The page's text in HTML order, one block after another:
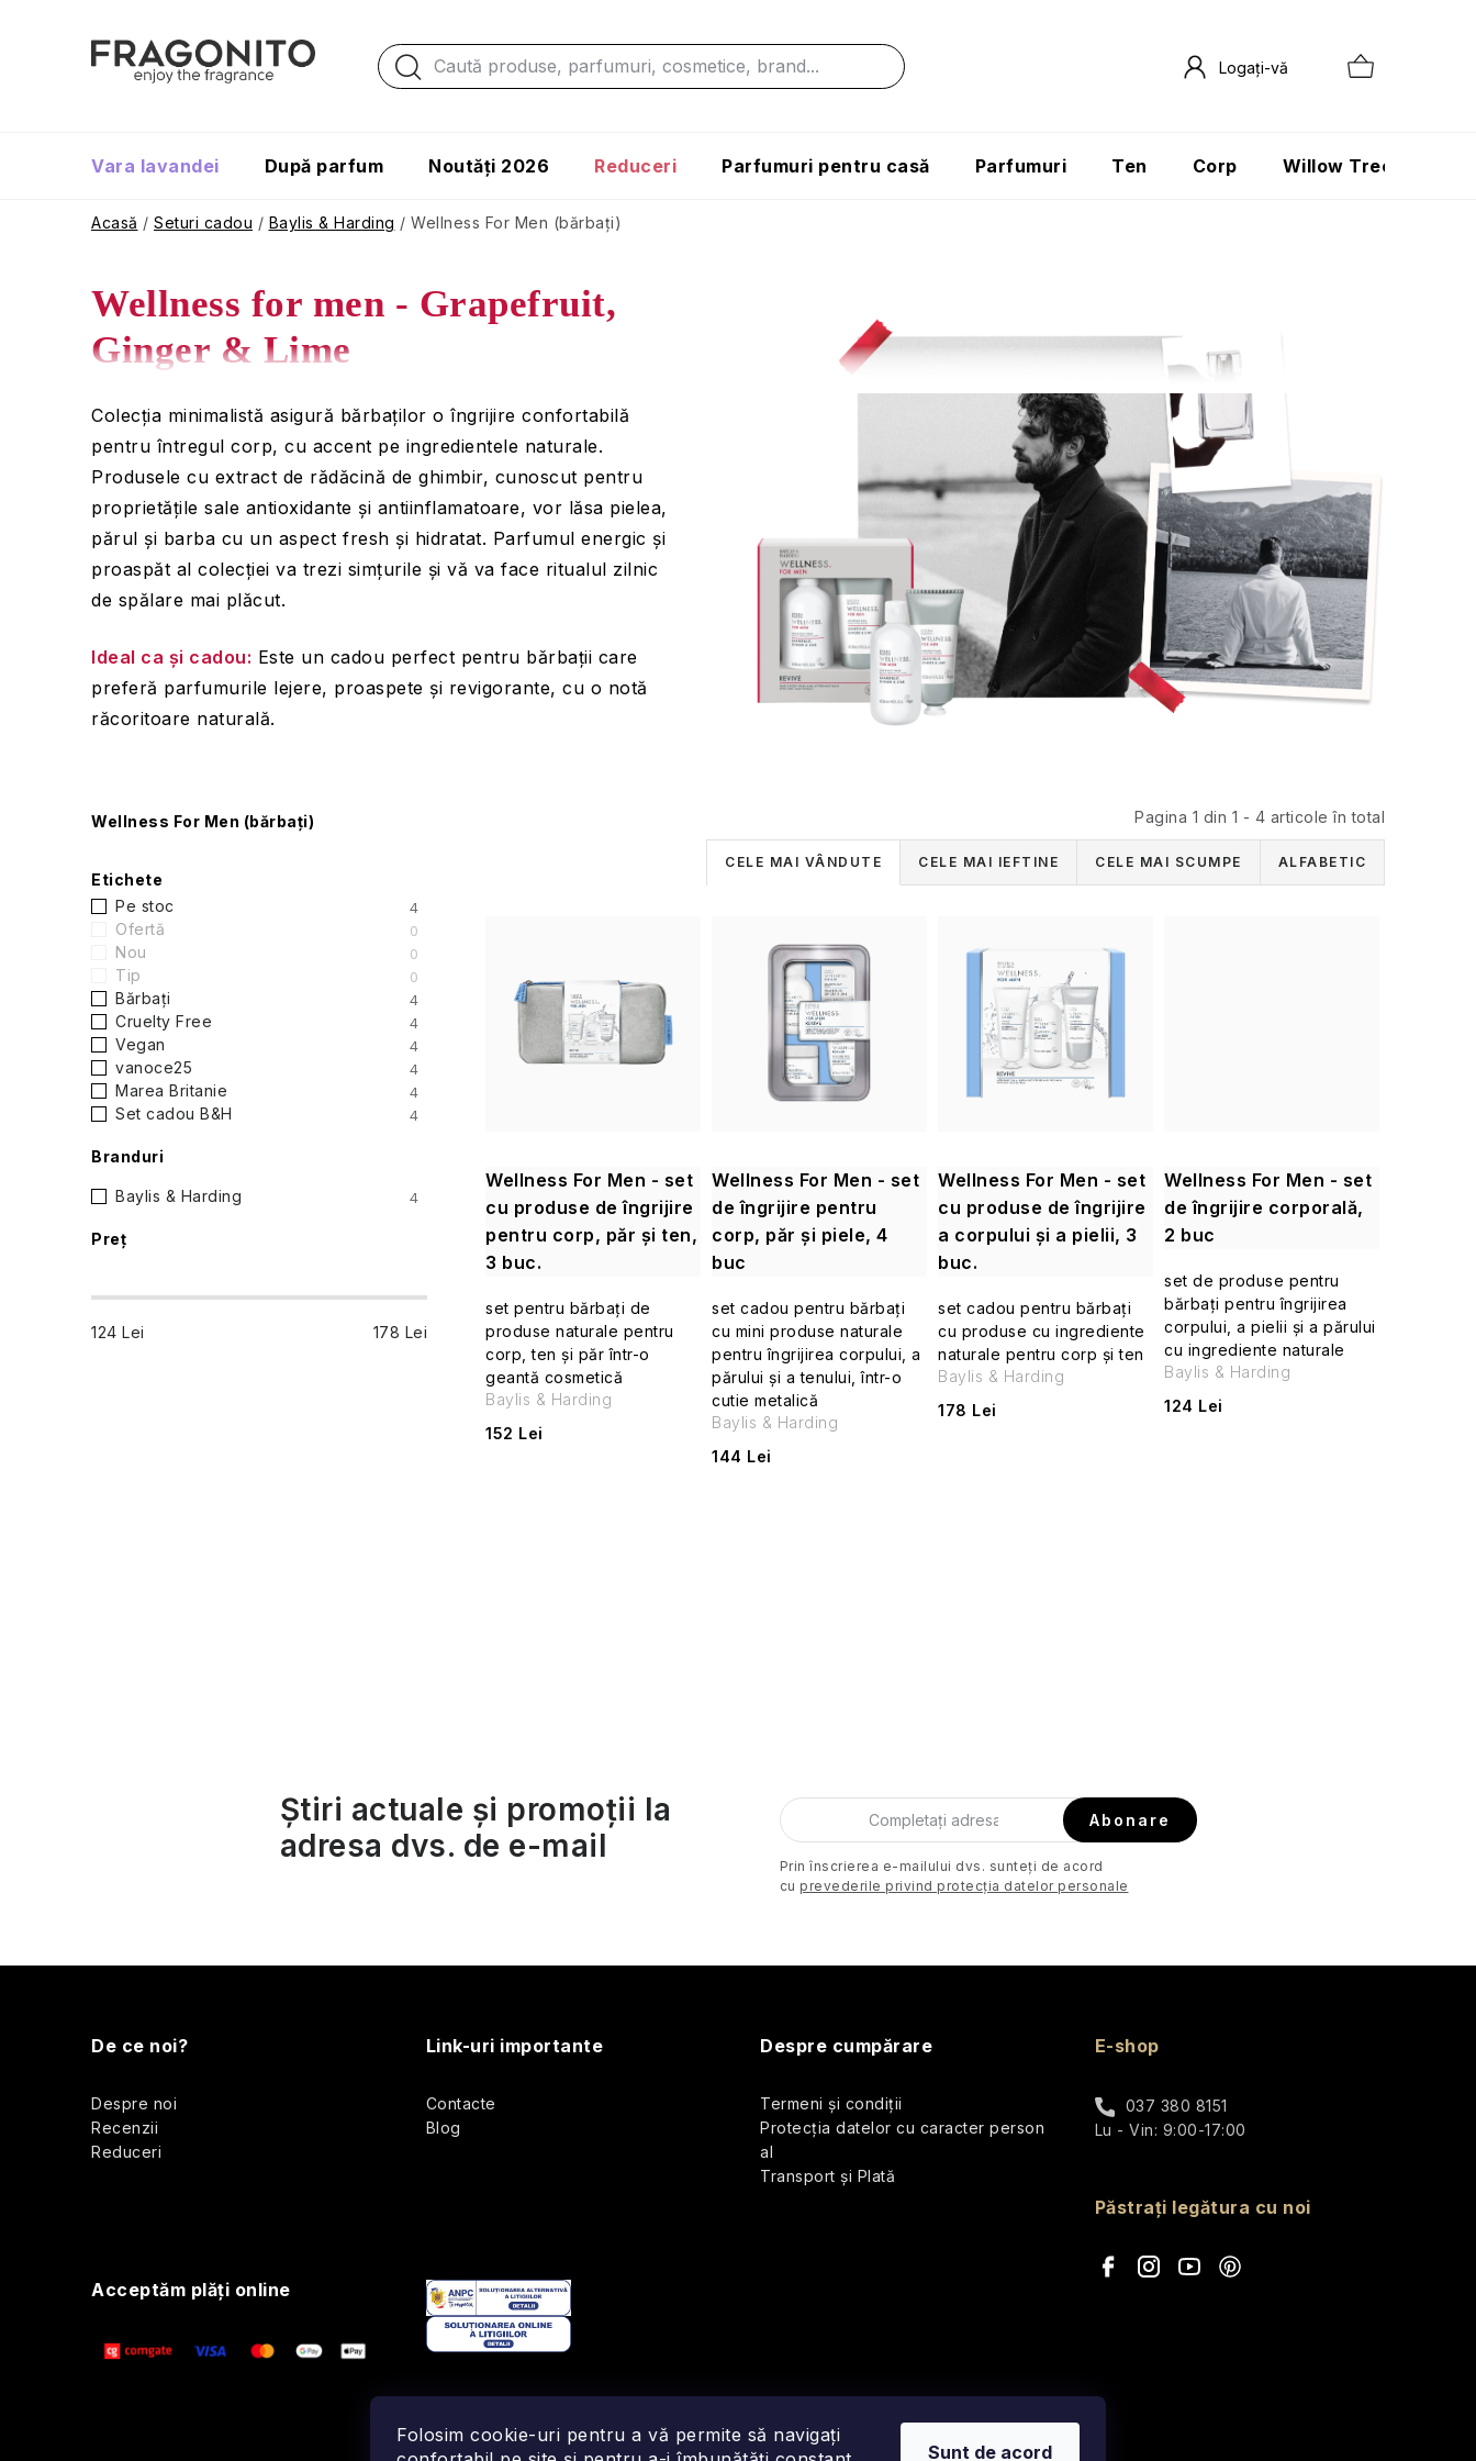
Folosim cookie-uri pentru a vă permite să navigați
Sunt de acord
Vara lavandei După parfum Noutăți 2026 Reduceri Parfumuri pentru casă Parfumuri Ten Corp Willow Tree
Acasă / Seturi cadou / Baylis & Harding / Wellness For Men (bărbați)
Wellness for men - Grapefruit,
Ginger & Lime
Colecția minimalistă asigură bărbaților o îngrijire confortabilă
pentru întregul corp, cu accent pe ingredientele naturale.
Produsele cu extract de rădăcină de ghimbir, cunoscut pentru
proprietățile sale antioxidante și antiinflamatoare, vor lăsa pielea,
părul și barba cu un aspect fresh și hidratat. Parfumul energic și
proaspăt al colecției va trezi simțurile și vă va face ritualul zilnic
de spălare mai plăcut.
Ideal ca și cadou: Este un cadou perfect pentru bărbații care
preferă parfumurile lejere, proaspete și revigorante, cu o notă
răcoritoare naturală.
B
a
r
l
a
t
e
r
a
ă
Wellness For Men (bărbați)
Etichete
Pe stoc
4
Ofertă 0
Nou 0
Tip 0
Bărbați 4
Cruelty Free 4
Vegan 4
vanoce25 4
Marea Britanie 4
Set cadou B&H 4
Branduri
Baylis & Harding 4
Preţ
124 Lei 178 Lei
Pagina 1 din 1 - 4 articole în total
S
r
e
a
p
r
o
d
CELE MAI VÂNDUTE CELE MAI IEFTINE CELE MAI SCUMPE ALFABETIC
p
r
o
d
u
s
e
Wellness For Men - set
cu produse de îngrijire
pentru corp, păr și ten,
3 buc.
set pentru bărbați de
produse naturale pentru
corp, ten și păr într-o
geantă cosmetică
152 Lei
Baylis & Harding
Wellness For Men - set
de îngrijire pentru
corp, păr și piele, 4
buc
set cadou pentru bărbați
cu mini produse naturale
pentru îngrijirea corpului, a
părului și a tenului, într-o
cutie metalică
144 Lei
Baylis & Harding
Wellness For Men - set
cu produse de îngrijire
a corpului și a pielii, 3
buc.
set cadou pentru bărbați
cu produse cu ingrediente
naturale pentru corp și ten
178 Lei
Baylis & Harding
Wellness For Men - set
de îngrijire corporală,
2 buc
set de produse pentru
bărbați pentru îngrijirea
corpului, a pielii și a părului
cu ingrediente naturale
124 Lei
Baylis & Harding
r
o
l
t
o
r
Știri actuale și promoții la
adresa dvs. de e-mail
Prin înscrierea e-mailului dvs. sunteți de acord
cu prevederile privind protecția datelor personale
Abonare
De ce noi?
Despre noi
Recenzii
Reduceri
Link-uri importante
Contacte
Blog
Despre cumpărare
Termeni și condiții
Protecția datelor cu caracter person
al
Transport și Plată
E-shop
037 380 8151
Lu - Vin: 9:00-17:00
Păstrați legătura cu noi
Acceptăm plăţi online